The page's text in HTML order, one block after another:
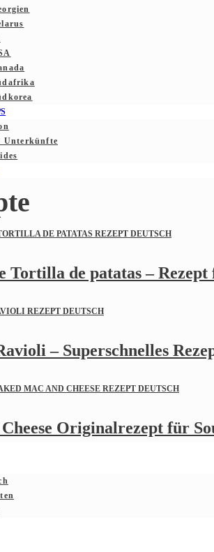
Unterkünfte
Tortilla de patatas –
– Superschnelles
Originalrezept für